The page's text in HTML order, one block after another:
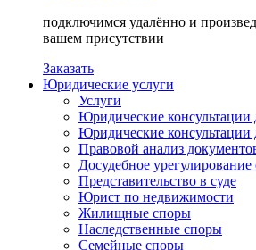
подключимся удалённо и
вашем присутствии
Заказать
Юридические услуги
Услуги
Юридические консультации
Юридические
Правовой анализ
Досудебное урегулирование
Представительство в суде
Юрист по недвижимости
Жилищные споры
Наследственные споры
Семейные споры